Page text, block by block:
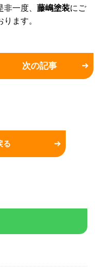
一度、 藤嶋塗装にご
ます。
次の記事
る